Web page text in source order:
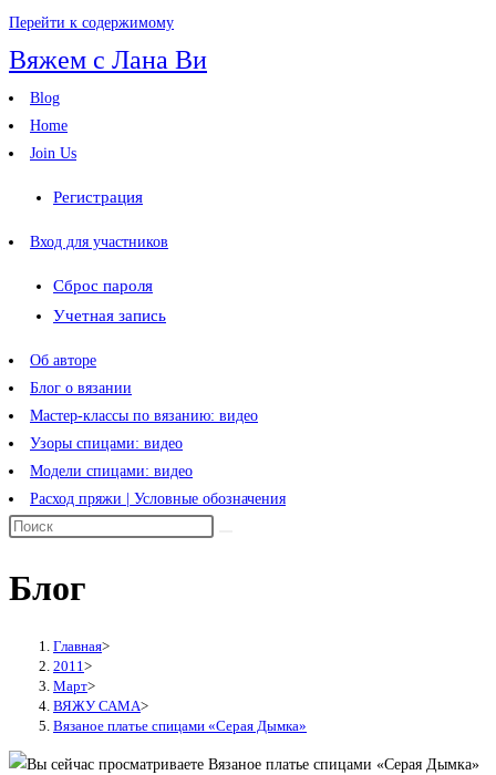
Перейти к содержимому
Вяжем с Лана Ви
Blog
Home
Join Us
Регистрация
Вход для участников
Сброс пароля
Учетная запись
Об авторе
Блог о вязании
Мастер-классы по вязанию: видео
Узоры спицами: видео
Модели спицами: видео
Расход пряжи | Условные обозначения
Блог
Главная>
2011 >
Март>
ВЯЖУ САМА>
Вязаное платье спицами «Серая Дымка»